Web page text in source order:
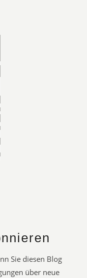
Sie diesen Blog
über neue